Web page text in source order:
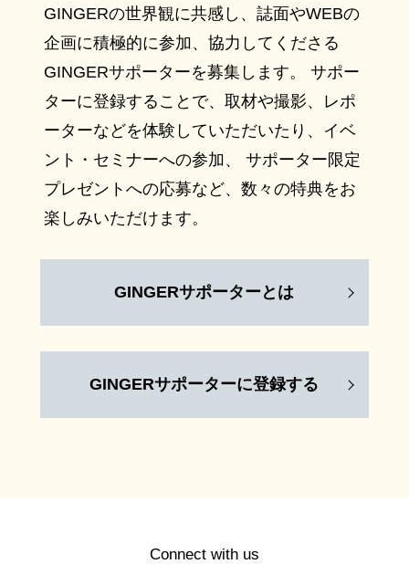
GINGERの世界観に共感し、誌面やWEBの
企画に積極的に参加、協力してくださる
GINGERサポーターを募集します。 サポー
ターに登録することで、取材や撮影、レポ
ーターなどを体験していただいたり、イベ
ント・セミナーへの参加、 サポーター限定
プレゼントへの応募など、数々の特典をお
楽しみいただけます。
GINGERサポーターとは
GINGERサポーターに登録する
Connect with us